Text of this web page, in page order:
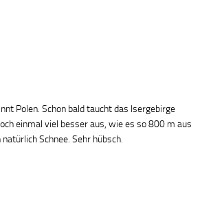
Polen. Schon bald taucht das Isergebirge
einmal viel besser aus, wie es so 800 m aus
Schnee. Sehr hübsch.